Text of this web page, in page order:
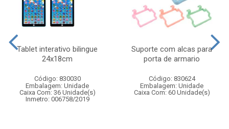
Tablet interativo bilingue
24x18cm
Código: 830030
Embalagem: Unidade
Caixa Com: 36 Unidade(s)
Inmetro: 006758/2019
Suporte com alcas para
porta de armario
Código: 830624
Embalagem: Unidade
Caixa Com: 60 Unidade(s)